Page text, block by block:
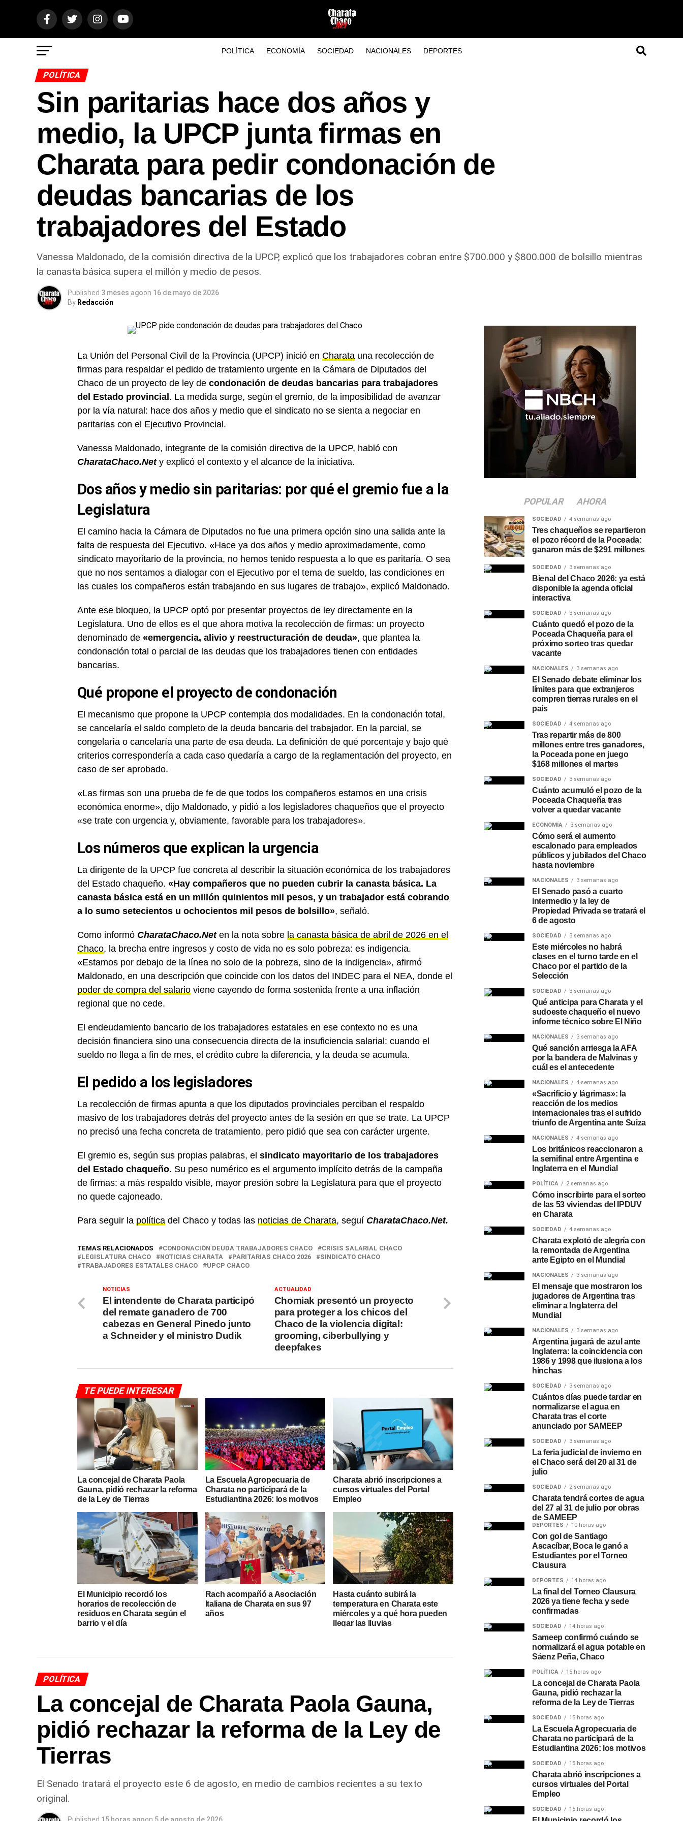
POLÍTICA ECONOMÍA SOCIEDAD NACIONALES DEPORTES
POLÍTICA
Sin paritarias hace dos años y
medio, la UPCP junta firmas en
Charata para pedir condonación de
deudas bancarias de los
trabajadores del Estado
Vanessa Maldonado, de la comisión directiva de la UPCP, explicó que los trabajadores cobran entre $700.000 y $800.000 de bolsillo mientras
la canasta básica supera el millón y medio de pesos.
Published 3 meses agoon 16 de mayo de 2026
By Redacción
La Unión del Personal Civil de la Provincia (UPCP) inició en Charata una recolección de
firmas para respaldar el pedido de tratamiento urgente en la Cámara de Diputados del
Chaco de un proyecto de ley de condonación de deudas bancarias para trabajadores
del Estado provincial . La medida surge, según el gremio, de la imposibilidad de avanzar
por la vía natural: hace dos años y medio que el sindicato no se sienta a negociar en
paritarias con el Ejecutivo Provincial.
Vanessa Maldonado, integrante de la comisión directiva de la UPCP, habló con
CharataChaco.Nety explicó el contexto y el alcance de la iniciativa.
Dos años y medio sin paritarias: por qué el gremio fue a la
Legislatura
El camino hacia la Cámara de Diputados no fue una primera opción sino una salida ante la
falta de respuesta del Ejecutivo. «Hace ya dos años y medio aproximadamente, como
sindicato mayoritario de la provincia, no hemos tenido respuesta a lo que es paritaria. O sea
que no nos sentamos a dialogar con el Ejecutivo por el tema de sueldo, las condiciones en
las cuales los compañeros están trabajando en sus lugares de trabajo», explicó Maldonado.
Ante ese bloqueo, la UPCP optó por presentar proyectos de ley directamente en la
Legislatura. Uno de ellos es el que ahora motiva la recolección de firmas: un proyecto
denominado de «emergencia, alivio y reestructuración de deuda», que plantea la
condonación total o parcial de las deudas que los trabajadores tienen con entidades
bancarias.
Qué propone el proyecto de condonación
El mecanismo que propone la UPCP contempla dos modalidades. En la condonación total,
se cancelaría el saldo completo de la deuda bancaria del trabajador. En la parcial, se
congelaría o cancelaría una parte de esa deuda. La definición de qué porcentaje y bajo qué
criterios correspondería a cada caso quedaría a cargo de la reglamentación del proyecto, en
caso de ser aprobado.
«Las firmas son una prueba de fe de que todos los compañeros estamos en una crisis
económica enorme», dijo Maldonado, y pidió a los legisladores chaqueños que el proyecto
«se trate con urgencia y, obviamente, favorable para los trabajadores».
Los números que explican la urgencia
La dirigente de la UPCP fue concreta al describir la situación económica de los trabajadores
del Estado chaqueño. «Hay compañeros que no pueden cubrir la canasta básica. La
canasta básica está en un millón quinientos mil pesos, y un trabajador está cobrando
a lo sumo setecientos u ochocientos mil pesos de bolsillo», señaló.
Como informó CharataChaco.Neten la nota sobre la canasta básica de abril de 2026 en el
Chaco, la brecha entre ingresos y costo de vida no es solo pobreza: es indigencia.
«Estamos por debajo de la línea no solo de la pobreza, sino de la indigencia», afirmó
Maldonado, en una descripción que coincide con los datos del INDEC para el NEA, donde el
poder de compra del salario viene cayendo de forma sostenida frente a una inflación
regional que no cede.
El endeudamiento bancario de los trabajadores estatales en ese contexto no es una
decisión financiera sino una consecuencia directa de la insuficiencia salarial: cuando el
sueldo no llega a fin de mes, el crédito cubre la diferencia, y la deuda se acumula.
El pedido a los legisladores
La recolección de firmas apunta a que los diputados provinciales perciban el respaldo
masivo de los trabajadores detrás del proyecto antes de la sesión en que se trate. La UPCP
no precisó una fecha concreta de tratamiento, pero pidió que sea con carácter urgente.
El gremio es, según sus propias palabras, el sindicato mayoritario de los trabajadores
del Estado chaqueño. Su peso numérico es el argumento implícito detrás de la campaña
de firmas: a más respaldo visible, mayor presión sobre la Legislatura para que el proyecto
no quede cajoneado.
Para seguir la política del Chaco y todas las noticias de Charata, seguí CharataChaco.Net.
TEMAS RELACIONADOS CONDONACIÓN DEUDA TRABAJADORES CHACO
CRISIS SALARIAL CHACO
LEGISLATURA CHACO
NOTICIAS CHARATA PARITARIAS CHACO 2026
SINDICATO CHACO
TRABAJADORES ESTATALES CHACO
UPCP CHACO
ACTUALIDAD
Chomiak presentó un proyecto
para proteger a los chicos del
Chaco de la violencia digital:
grooming, ciberbullying y
deepfakes
NOTICIAS
El intendente de Charata participó
del remate ganadero de 700
cabezas en General Pinedo junto
a Schneider y el ministro Dudik
TE PUEDE INTERESAR
La concejal de Charata Paola
Gauna, pidió rechazar la reforma
de la Ley de Tierras
La Escuela Agropecuaria de
Charata no participará de la
Estudiantina 2026: los motivos
Charata abrió inscripciones a
cursos virtuales del Portal
Empleo
El Municipio recordó los
horarios de recolección de
residuos en Charata según el
barrio y el día
Rach acompañó a Asociación
Italiana de Charata en sus 97
años
Hasta cuánto subirá la
temperatura en Charata este
miércoles y a qué hora pueden
llegar las lluvias
POLÍTICA
La concejal de Charata Paola Gauna,
pidió rechazar la reforma de la Ley de
Tierras
El Senado tratará el proyecto este 6 de agosto, en medio de cambios recientes a su texto
original.
POPULAR AHORA
SOCIEDAD 4 semanas ago
Tres chaqueños se repartieron
el pozo récord de la Poceada:
ganaron más de $291 millones
SOCIEDAD 3 semanas ago
Bienal del Chaco 2026: ya está
disponible la agenda oficial
interactiva
SOCIEDAD 3 semanas ago
Cuánto quedó el pozo de la
Poceada Chaqueña para el
próximo sorteo tras quedar
vacante
NACIONALES 3 semanas ago
El Senado debate eliminar los
límites para que extranjeros
compren tierras rurales en el
país
SOCIEDAD 4 semanas ago
Tras repartir más de 800
millones entre tres ganadores,
la Poceada pone en juego
$168 millones el martes
SOCIEDAD 3 semanas ago
Cuánto acumuló el pozo de la
Poceada Chaqueña tras
volver a quedar vacante
ECONOMÍA 3 semanas ago
Cómo será el aumento
escalonado para empleados
públicos y jubilados del Chaco
hasta noviembre
NACIONALES 3 semanas ago
El Senado pasó a cuarto
intermedio y la ley de
Propiedad Privada se tratará el
6 de agosto
SOCIEDAD 3 semanas ago
Este miércoles no habrá
clases en el turno tarde en el
Chaco por el partido de la
Selección
SOCIEDAD 3 semanas ago
Qué anticipa para Charata y el
sudoeste chaqueño el nuevo
informe técnico sobre El Niño
NACIONALES 3 semanas ago
Qué sanción arriesga la AFA
por la bandera de Malvinas y
cuál es el antecedente
NACIONALES 4 semanas ago
«Sacrificio y lágrimas»: la
reacción de los medios
internacionales tras el sufrido
triunfo de Argentina ante Suiza
NACIONALES 4 semanas ago
Los británicos reaccionaron a
la semifinal entre Argentina e
Inglaterra en el Mundial
POLÍTICA 2 semanas ago
Cómo inscribirte para el sorteo
de las 53 viviendas del IPDUV
en Charata
SOCIEDAD 4 semanas ago
Charata explotó de alegría con
la remontada de Argentina
ante Egipto en el Mundial
NACIONALES 3 semanas ago
El mensaje que mostraron los
jugadores de Argentina tras
eliminar a Inglaterra del
Mundial
NACIONALES 3 semanas ago
Argentina jugará de azul ante
Inglaterra: la coincidencia con
1986 y 1998 que ilusiona a los
hinchas
SOCIEDAD 3 semanas ago
Cuántos días puede tardar en
normalizarse el agua en
Charata tras el corte
anunciado por SAMEEP
SOCIEDAD 3 semanas ago
La feria judicial de invierno en
el Chaco será del 20 al 31 de
julio
SOCIEDAD 2 semanas ago
Charata tendrá cortes de agua
del 27 al 31 de julio por obras
de SAMEEP
DEPORTES 10 horas ago
Con gol de Santiago
Ascacíbar, Boca le ganó a
Estudiantes por el Torneo
Clausura
DEPORTES 14 horas ago
La final del Torneo Clausura
2026 ya tiene fecha y sede
confirmadas
SOCIEDAD 14 horas ago
Sameep confirmó cuándo se
normalizará el agua potable en
Sáenz Peña, Chaco
POLÍTICA 15 horas ago
La concejal de Charata Paola
Gauna, pidió rechazar la
reforma de la Ley de Tierras
SOCIEDAD 15 horas ago
La Escuela Agropecuaria de
Charata no participará de la
Estudiantina 2026: los motivos
SOCIEDAD 15 horas ago
Charata abrió inscripciones a
cursos virtuales del Portal
Empleo
SOCIEDAD 15 horas ago